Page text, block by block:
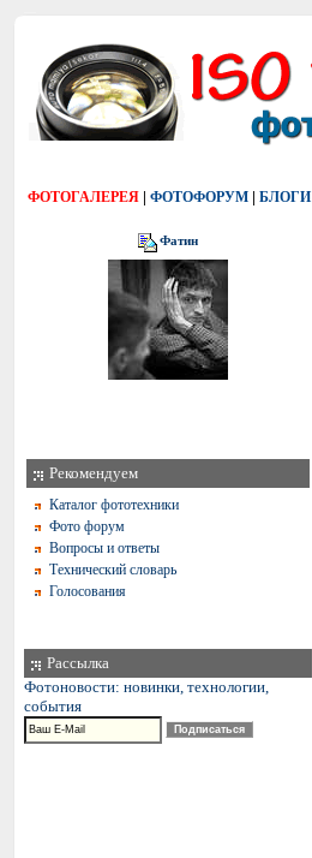
ФОТОГАЛЕРЕЯ | ФОТОФОРУМ | БЛОГИ
Фатин
Рекомендуем
Каталог фототехники
Фото форум
Вопросы и ответы
Технический словарь
Голосования
Рассылка
Фотоновости: новинки, технологии,
события